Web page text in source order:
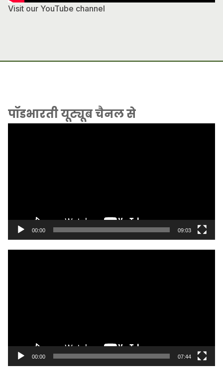
Visit our YouTube channel
पॉडभारती यूट्यूब चैनल से
00:00 09:03
00:00 07:44